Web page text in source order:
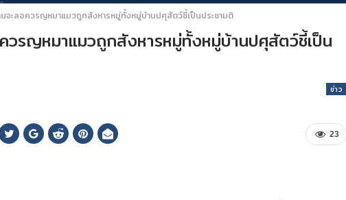
นจะลอควรญหมาแมวถูกสังหารหมู่ทั้งหมู่บ้านปศุสัตว์ชี้เป็นประชามติ
วรญหมาแมวถูกสังหารหมู่ทั้งหมู่บ้านปศุสัตว์ชี้เป็น
ข่าว
23